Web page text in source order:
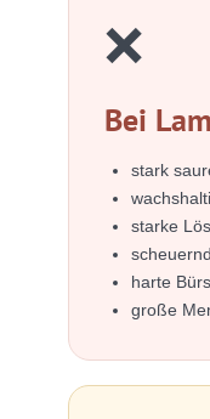
❌
Bei
stark
starke
harte
große